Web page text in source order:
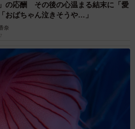
の応酬 その後の心温まる結末に「愛
おばちゃん泣きそうや…」
奈